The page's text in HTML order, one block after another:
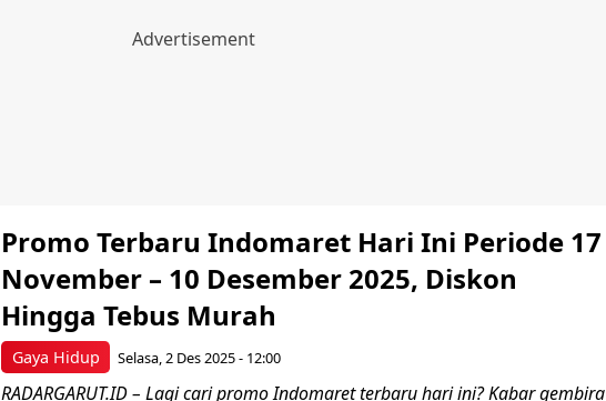
Gaya Hidup
Promo Terbaru Indomaret Hari Ini Periode 17
November – 10 Desember 2025, Diskon
Hingga Tebus Murah
Selasa, 2 Des 2025 - 12:00
RADARGARUT.ID – Lagi cari promo Indomaret terbaru hari ini? Kabar gembira